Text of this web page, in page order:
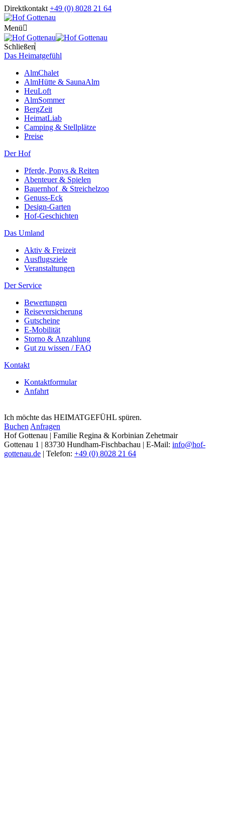
Direktkontakt +49 (0) 8028 21 64
Menü
Schließen
Das Heimatgefühl
AlmChalet
AlmHütte & SaunaAlm
HeuLoft
AlmSommer
BergZeit
HeimatLiab
Camping & Stellplätze
Preise
Der Hof
Pferde, Ponys & Reiten
Abenteuer & Spielen
Bauernhof & Streichelzoo
Genuss-Eck
Design-Garten
Hof-Geschichten
Das Umland
Aktiv & Freizeit
Ausflugsziele
Veranstaltungen
Der Service
Bewertungen
Reiseversicherung
Gutscheine
E-Mobilität
Storno & Anzahlung
Gut zu wissen / FAQ
Kontakt
Kontaktformular
Anfahrt
Ich möchte das HEIMATGEFÜHL spüren.
Buchen Anfragen
Hof Gottenau | Familie Regina & Korbinian Zehetmair
Gottenau 1 | 83730 Hundham-Fischbachau | E-Mail: info@hof-
gottenau.de | Telefon: +49 (0) 8028 21 64